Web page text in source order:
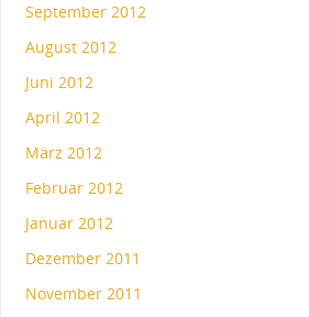
September 2012
August 2012
Juni 2012
April 2012
März 2012
Februar 2012
Januar 2012
Dezember 2011
November 2011